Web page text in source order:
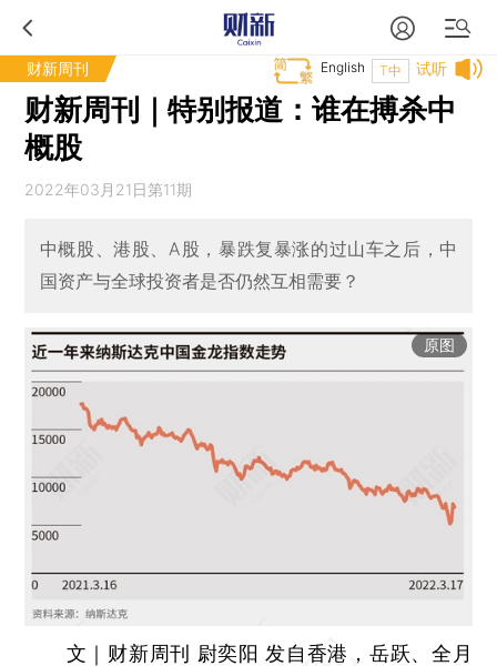
财新周刊 试听
T中
English
财新周刊｜特别报道：谁在搏杀中
概股
2022年03月21日第11期
中概股、港股、A股，暴跌复暴涨的过山车之后，中
国资产与全球投资者是否仍然互相需要？
原图
文｜财新周刊 尉奕阳 发自香港，岳跃、全月